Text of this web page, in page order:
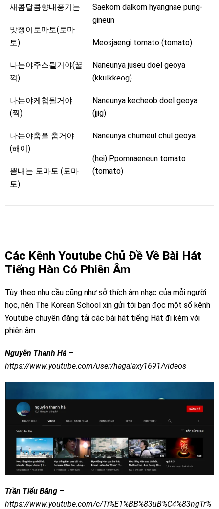
새콤달콤향내풍기는
맛쟁이토마토(토마
토)
나는야주스뒬거야(꿀
꺽)
나는야케첩뒬거야
(찍)
나는야춤을 춤거야
(해이)
뽐내는 토마토 (토마
토)
Saekom dalkom hyangnae pung-
gineun
Meosjaengi tomato (tomato)
Naneunya juseu doel geoya
(kkulkkeog)
Naneunya kecheob doel geoya
(jjig)
Naneunya chumeul chul geoya
(hei) Ppomnaeneun tomato
(tomato)
Các Kênh Youtube Chủ Đề Về Bài Hát
Tiếng Hàn Có Phiên Âm
Tùy theo nhu cầu cũng như sở thích âm nhạc của mỗi người
học, nên The Korean School xin gửi tới bạn đọc một số kênh
Youtube chuyên đăng tải các bài hát tiếng Hát đi kèm với
phiên âm.
Nguyễn Thanh Hà –
https://www.youtube.com/user/hagalaxy1691/videos
Trần Tiểu Băng –
https://www.youtube.com/c/Ti%E1%BB%83uB%C4%83ngTr%